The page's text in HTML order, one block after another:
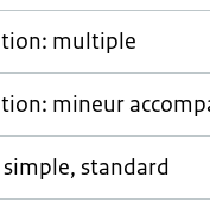
multiple
mineur
standard